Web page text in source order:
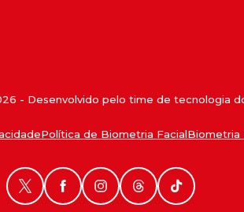
- Desenvolvido pelo time de tecnologia
Política de Biometria FacialBiometria